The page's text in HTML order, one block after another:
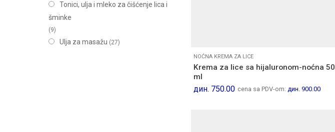
NOĆNA KREMA ZA LICE
Krema za lice sa hijaluronom-noćna 50
ml
дин. 750.00 cena sa PDV-om: дин. 900.00
Tonici, ulja i mleko za čišćenje lica i
šminke
(9)
Ulja za masažu (27)